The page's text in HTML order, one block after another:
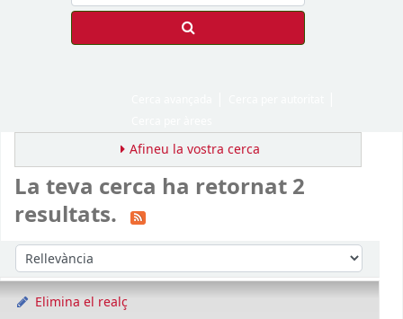
Afineu la vostra cerca
La teva cerca ha retornat 2
resultats.
Ordeneu per:
Elimina el realç